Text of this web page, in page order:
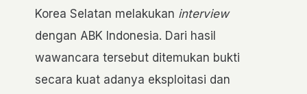
Korea Selatan melakukan interview
dengan ABK Indonesia. Dari hasil
wawancara tersebut ditemukan bukti
secara kuat adanya eksploitasi dan